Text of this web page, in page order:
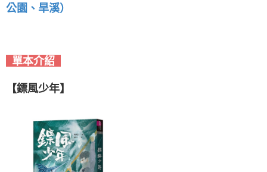
公園、旱溪）
單本介紹
【鏢風少年】